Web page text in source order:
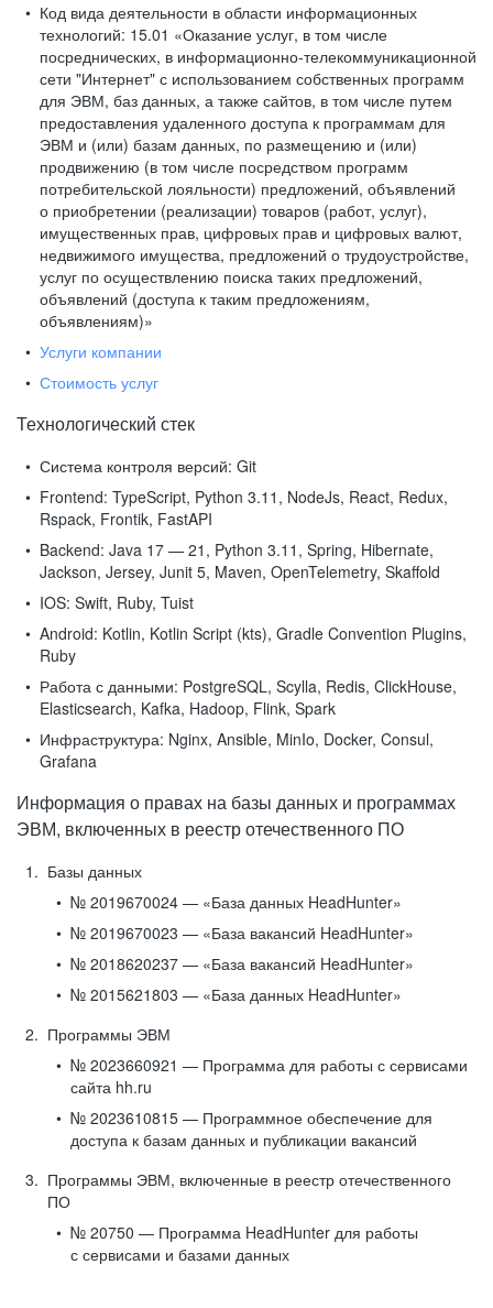
Код вида деятельности в области информационных
технологий: 15.01 «Оказание услуг, в том числе
посреднических, в информационно-телекоммуникационной
сети "Интернет" с использованием собственных программ
для ЭВМ, баз данных, а также сайтов, в том числе путем
предоставления удаленного доступа к программам для
ЭВМ и (или) базам данных, по размещению и (или)
продвижению (в том числе посредством программ
потребительской лояльности) предложений, объявлений
о приобретении (реализации) товаров (работ, услуг),
имущественных прав, цифровых прав и цифровых валют,
недвижимого имущества, предложений о трудоустройстве,
услуг по осуществлению поиска таких предложений,
объявлений (доступа к таким предложениям,
объявлениям)»
Услуги компании
Стоимость услуг
Технологический стек
Система контроля версий: Git
Frontend: TypeScript, Python 3.11, NodeJs, React, Redux,
Rspack, Frontik, FastAPI
Backend: Java 17 — 21, Python 3.11, Spring, Hibernate,
Jackson, Jersey, Junit 5, Maven, OpenTelemetry, Skaffold
IOS: Swift, Ruby, Tuist
Android: Kotlin, Kotlin Script (kts), Gradle Convention Plugins,
Ruby
Работа с данными: PostgreSQL, Scylla, Redis, ClickHouse,
Elasticsearch, Kafka, Hadoop, Flink, Spark
Инфраструктура: Nginx, Ansible, MinIo, Docker, Consul,
Grafana
Информация о правах на базы данных и программах
ЭВМ, включенных в реестр отечественного ПО
Базы данных
№ 2019670024 — «База данных HeadHunter»
№ 2019670023 — «База вакансий HeadHunter»
№ 2018620237 — «База вакансий HeadHunter»
№ 2015621803 — «База данных HeadHunter»
Программы ЭВМ
№ 2023660921 — Программа для работы с сервисами
сайта hh.ru
№ 2023610815 — Программное обеспечение для
доступа к базам данных и публикации вакансий
Программы ЭВМ, включенные в реестр отечественного
ПО
№ 20750 — Программа HeadHunter для работы
с сервисами и базами данных